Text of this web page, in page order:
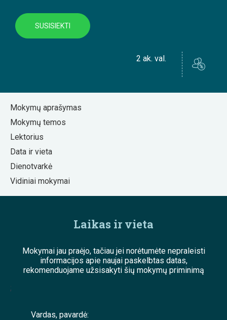
SUSISIEKTI
2 ak. val.
Mokymų aprašymas
Mokymų temos
Lektorius
Data ir vieta
Dienotvarkė
Vidiniai mokymai
Laikas ir vieta
Mokymai jau praėjo, tačiau jei norėtumėte nepraleisti
informacijos apie naujai paskelbtas datas,
rekomenduojame užsisakyti šių mokymų priminimą
;
Vardas, pavardė: